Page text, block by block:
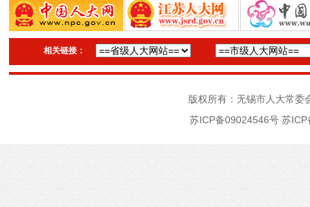
相关链接：
版权所有：无锡市人大常
苏ICP备09024546号 苏ICP